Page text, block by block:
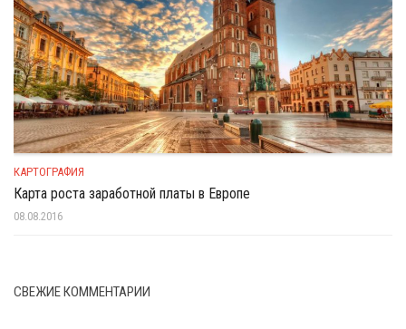
КАРТОГРАФИЯ
Карта роста заработной платы в Европе
08.08.2016
СВЕЖИЕ КОММЕНТАРИИ